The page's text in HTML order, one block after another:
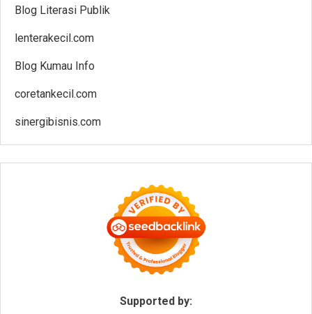
Blog Literasi Publik
lenterakecil.com
Blog Kumau Info
coretankecil.com
sinergibisnis.com
Supported by: